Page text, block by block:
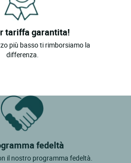
tariffa garantita!
più basso ti rimborsiamo la
differenza.
fedeltà
il nostro programma fedeltà.